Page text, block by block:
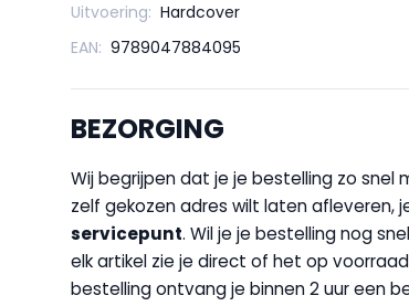
Uitvoering: Hardcover
EAN: 9789047884095
BEZORGING
Wij begrijpen dat je je bestelling zo snel
zelf gekozen adres wilt laten afleveren,
servicepunt. Wil je je bestelling nog
elk artikel zie je direct of het op
bestelling ontvang je binnen 2 uur een